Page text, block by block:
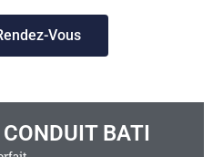
Vous
BATI